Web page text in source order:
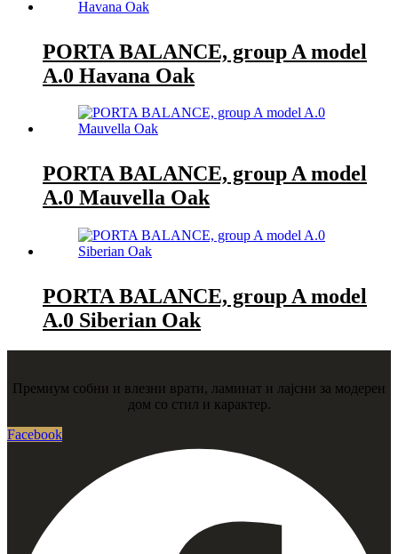
PORTA BALANCE, group A model
A.0 Havana Oak
PORTA BALANCE, group A model
A.0 Mauvella Oak
PORTA BALANCE, group A model
A.0 Siberian Oak
Премиум собни и влезни врати, ламинат и лајсни за модерен
дом со стил и карактер.
Facebook